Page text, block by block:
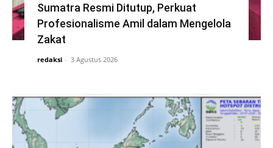
Sumatra Resmi Ditutup, Perkuat
Profesionalisme Amil dalam Mengelola
Zakat
redaksi - 3 Agustus 2026